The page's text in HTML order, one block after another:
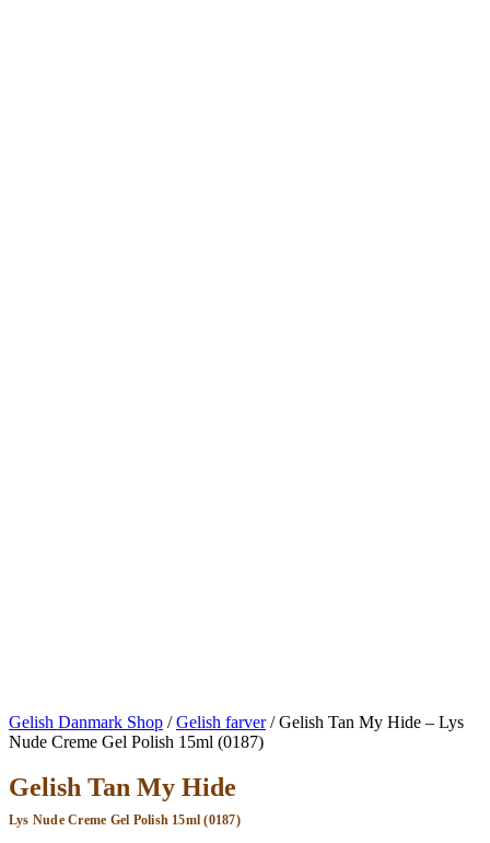
Gelish Danmark Shop /Gelish farver/Gelish Tan My Hide – Lys
Nude Creme Gel Polish 15ml (0187)
Gelish Tan My Hide
Lys Nude Creme Gel Polish 15ml (0187)